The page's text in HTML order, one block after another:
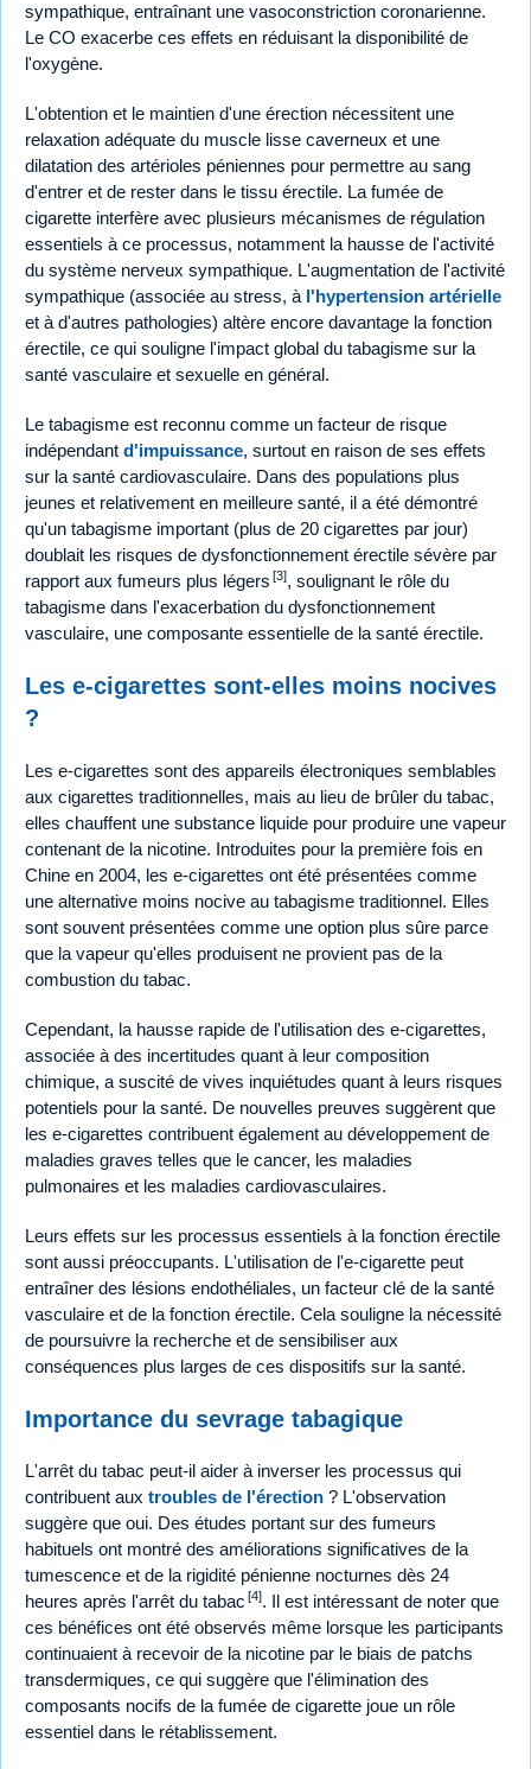
sympathique, entraînant une vasoconstriction coronarienne.
Le CO exacerbe ces effets en réduisant la disponibilité de
l'oxygène.
L'obtention et le maintien d'une érection nécessitent une
relaxation adéquate du muscle lisse caverneux et une
dilatation des artérioles péniennes pour permettre au sang
d'entrer et de rester dans le tissu érectile. La fumée de
cigarette interfère avec plusieurs mécanismes de régulation
essentiels à ce processus, notamment la hausse de l'activité
du système nerveux sympathique. L'augmentation de l'activité
sympathique (associée au stress, à l'hypertension artérielle
et à d'autres pathologies) altère encore davantage la fonction
érectile, ce qui souligne l'impact global du tabagisme sur la
santé vasculaire et sexuelle en général.
Le tabagisme est reconnu comme un facteur de risque
indépendant d'impuissance, surtout en raison de ses effets
sur la santé cardiovasculaire. Dans des populations plus
jeunes et relativement en meilleure santé, il a été démontré
qu'un tabagisme important (plus de 20 cigarettes par jour)
doublait les risques de dysfonctionnement érectile sévère par
rapport aux fumeurs plus légers [3], soulignant le rôle du
tabagisme dans l'exacerbation du dysfonctionnement
vasculaire, une composante essentielle de la santé érectile.
Les e-cigarettes sont-elles moins nocives
?
Les e-cigarettes sont des appareils électroniques semblables
aux cigarettes traditionnelles, mais au lieu de brûler du tabac,
elles chauffent une substance liquide pour produire une vapeur
contenant de la nicotine. Introduites pour la première fois en
Chine en 2004, les e-cigarettes ont été présentées comme
une alternative moins nocive au tabagisme traditionnel. Elles
sont souvent présentées comme une option plus sûre parce
que la vapeur qu'elles produisent ne provient pas de la
combustion du tabac.
Cependant, la hausse rapide de l'utilisation des e-cigarettes,
associée à des incertitudes quant à leur composition
chimique, a suscité de vives inquiétudes quant à leurs risques
potentiels pour la santé. De nouvelles preuves suggèrent que
les e-cigarettes contribuent également au développement de
maladies graves telles que le cancer, les maladies
pulmonaires et les maladies cardiovasculaires.
Leurs effets sur les processus essentiels à la fonction érectile
sont aussi préoccupants. L'utilisation de l'e-cigarette peut
entraîner des lésions endothéliales, un facteur clé de la santé
vasculaire et de la fonction érectile. Cela souligne la nécessité
de poursuivre la recherche et de sensibiliser aux
conséquences plus larges de ces dispositifs sur la santé.
Importance du sevrage tabagique
L'arrêt du tabac peut-il aider à inverser les processus qui
contribuent aux troubles de l'érection ? L'observation
suggère que oui. Des études portant sur des fumeurs
habituels ont montré des améliorations significatives de la
tumescence et de la rigidité pénienne nocturnes dès 24
heures après l'arrêt du tabac [4]. Il est intéressant de noter que
ces bénéfices ont été observés même lorsque les participants
continuaient à recevoir de la nicotine par le biais de patchs
transdermiques, ce qui suggère que l'élimination des
composants nocifs de la fumée de cigarette joue un rôle
essentiel dans le rétablissement.